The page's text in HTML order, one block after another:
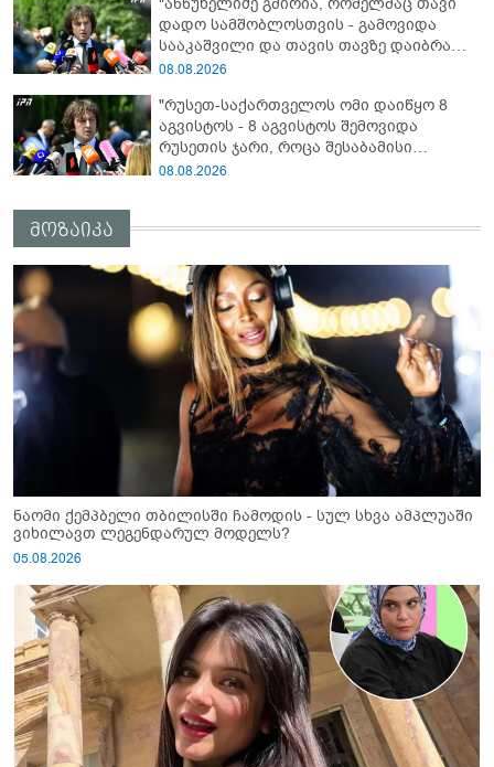
დანაშაული ჩვენი სახელმწიფოს წინაშე"
დადო სამშობლოსთვის - გამოვიდა
სააკაშვილი და თავის თავზე დაიბრალა
ანწუხელიძის გმირობა, სამარცხვინო
სააკაშვილისთვის შეგინებას თუ რაღაც
ამგვარს სთხოვდნენ მას"
08.08.2026
"რუსეთ-საქართველოს ომი დაიწყო 8
აგვისტოს - 8 აგვისტოს შემოვიდა
რუსეთის ჯარი, როცა შესაბამისი
განცხადება გააკეთა რუსეთის
რეჟიმმა დაბომბა ცხინვალი"
08.08.2026
მოზაიკა
ნაომი ქემპბელი თბილისში ჩამოდის - სულ სხვა ამპლუაში
ვიხილავთ ლეგენდარულ მოდელს?
05.08.2026